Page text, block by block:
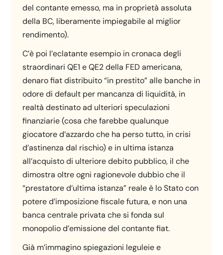
del contante emesso, ma in proprietà assoluta
della BC, liberamente impiegabile al miglior
rendimento).
C’è poi l’eclatante esempio in cronaca degli
straordinari QE1 e QE2 della FED americana,
denaro fiat distribuito “in prestito” alle banche in
odore di default per mancanza di liquidità, in
realtà destinato ad ulteriori speculazioni
finanziarie (cosa che farebbe qualunque
giocatore d’azzardo che ha perso tutto, in crisi
d’astinenza dal rischio) e in ultima istanza
all’acquisto di ulteriore debito pubblico, il che
dimostra oltre ogni ragionevole dubbio che il
“prestatore d’ultima istanza” reale è lo Stato con
potere d’imposizione fiscale futura, e non una
banca centrale privata che si fonda sul
monopolio d’emissione del contante fiat.
Già m’immagino spiegazioni leguleie e